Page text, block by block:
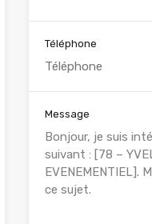
Téléphone
Message